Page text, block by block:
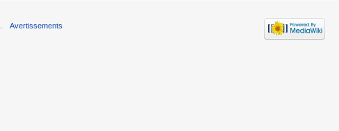
Avertissements